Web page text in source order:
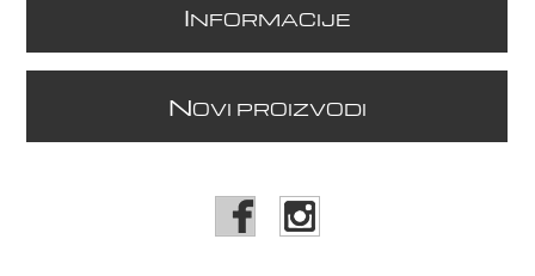
INFORMACIJE
NOVI PROIZVODI